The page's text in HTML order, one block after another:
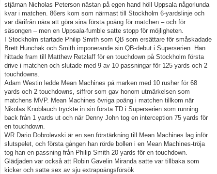
stjärnan Nicholas Peterson nästan på egen hand höll Uppsala någorlunda
kvar i matchen. 86ers kom som närmast till Stockholm 6-yardslinje och
var därifrån nära att göra sina första poäng för matchen – och för
säsongen – men en Uppsala-fumble satte stopp för möjligheten.
I Stockholm startade Philip Smith som QB som ersättare för småskadade
Brett Hunchak och Smith imponerande sin QB-debut i Superserien. Han
hittade fram till Matthew Retzlaff för en touchdown på Stockholm första
drive i matchen och slutade med 9 av 10 passningar för 125 yards och 2
touchdowns.
Adam Westin ledde Mean Machines på marken med 10 rusher för 68
yards och 2 touchdowns, siffror som gav honom utmärkelsen som
matchens MVP. Mean Machines övriga poäng i matchen tillkom när
Nikolas Knoblauch tryckte in sin första TD i Superserien som running
back från 1 yards ut och när Denny John tog en interception 75 yards för
en touchdown.
WR Dario Dobrolevski är en sen förstärkning till Mean Machines lag inför
slutspelet, och första gången han rörde bollen i en Mean Machines-tröja
tog han en passning från Philip Smith 20 yards för en touchdown.
Glädjaden var också att Robin Gavelin Miranda satte var tillbaka som
kicker och satte sex av sju extrapoängsförsök